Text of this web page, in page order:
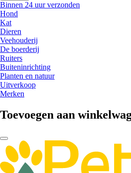
Binnen 24 uur verzonden
Hond
Kat
Dieren
Veehouderij
De boerderij
Ruiters
Buiteninrichting
Planten en natuur
Uitverkoop
Merken
Toevoegen aan